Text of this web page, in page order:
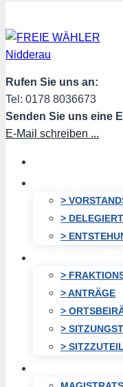
Inhalt
springen
Rufen Sie uns an:
Tel: 0178 8036673
Senden Sie uns eine
E-Mail schreiben ...
>
>
>
>
> ANTRÄGE
>
>
>